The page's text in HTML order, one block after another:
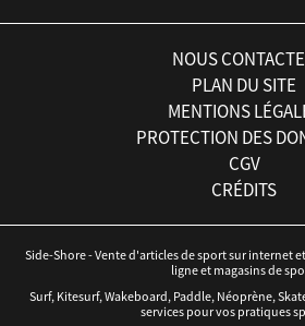
NOUS
PLAN DU SITE
MENTIONS
PROTECTION DES
CGV
CRÉDITS
Side-Shore - Vente d'articles de sport sur internet
ligne et magasins de
Surf, Kitesurf, Wakeboard, Paddle, Néoprène,
services pour vos pratiques